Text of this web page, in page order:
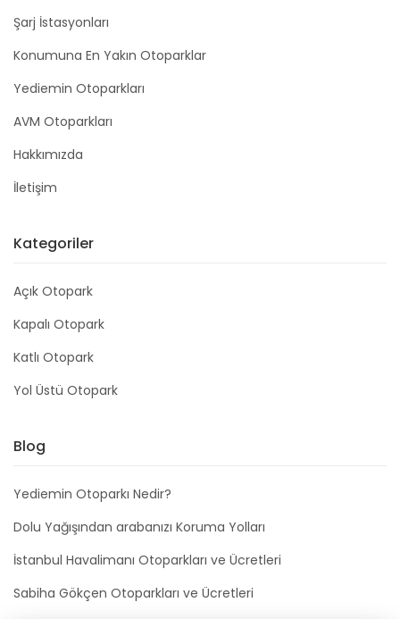
Şarj İstasyonları
Konumuna En Yakın Otoparklar
Yediemin Otoparkları
AVM Otoparkları
Hakkımızda
İletişim
Kategoriler
Açık Otopark
Kapalı Otopark
Katlı Otopark
Yol Üstü Otopark
Blog
Yediemin Otoparkı Nedir?
Dolu Yağışından arabanızı Koruma Yolları
İstanbul Havalimanı Otoparkları ve Ücretleri
Sabiha Gökçen Otoparkları ve Ücretleri